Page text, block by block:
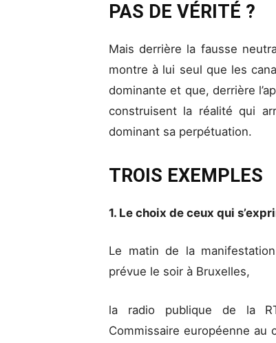
PAS DE VÉRITÉ ?
Mais derrière la fausse
montre à lui seul que les
dominante et que, derrière
construisent la réalité qui
dominant sa perpétuation.
TROIS EXEMPLES
1. Le choix de ceux qui
Le matin de la
prévue le soir à Bruxelles,
la radio publique de la
Commissaire européenne au